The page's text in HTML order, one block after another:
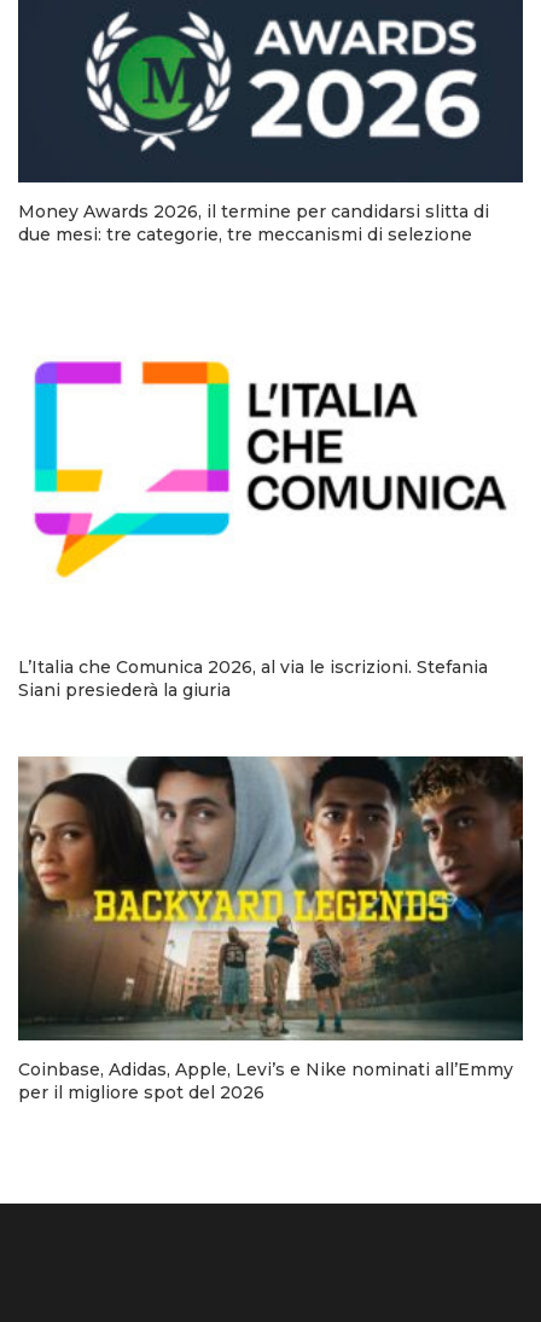
Money Awards 2026, il termine per candidarsi slitta di
due mesi: tre categorie, tre meccanismi di selezione
L’Italia che Comunica 2026, al via le iscrizioni. Stefania
Siani presiederà la giuria
Coinbase, Adidas, Apple, Levi’s e Nike nominati all’Emmy
per il migliore spot del 2026